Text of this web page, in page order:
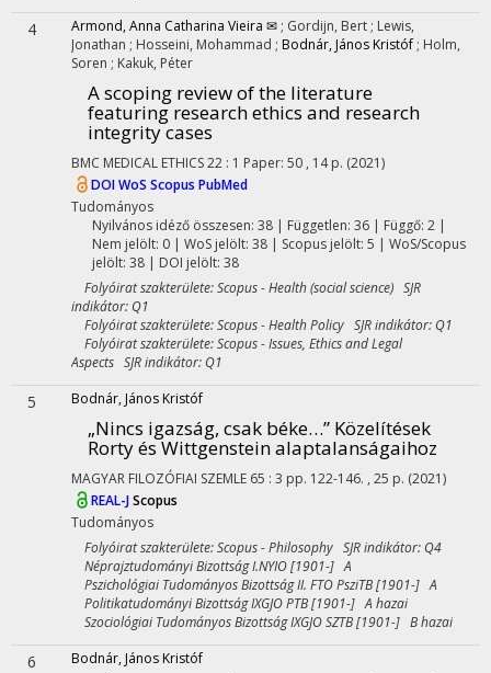
4 Armond, Anna Catharina Vieira ✉ ; Gordijn, Bert ; Lewis,
Jonathan ; Hosseini, Mohammad ; Bodnár, János Kristóf ; Holm,
Soren ; Kakuk, Péter
A scoping review of the literature
featuring research ethics and research
integrity cases
BMC MEDICAL ETHICS22 : 1 Paper: 50 , 14 p. (2021)
DOIWoS Scopus PubMed
Tudományos
Nyilvános idéző összesen: 38| Független: 36 | Függő: 2 |
Nem jelölt: 0 | WoS jelölt: 38 | Scopus jelölt: 5 | WoS/Scopus
jelölt: 38 | DOI jelölt: 38
Folyóirat szakterülete: Scopus - Health (social science) SJR
indikátor: Q1
Folyóirat szakterülete: Scopus - Health Policy SJR indikátor: Q1
Folyóirat szakterülete: Scopus - Issues, Ethics and Legal
Aspects SJR indikátor: Q1
5 Bodnár, János Kristóf
„Nincs igazság, csak béke…” Közelítések
Rorty és Wittgenstein alaptalanságaihoz
MAGYAR FILOZÓFIAI SZEMLE 65 : 3 pp. 122-146. , 25 p. (2021)
REAL-JScopus
Tudományos
Folyóirat szakterülete: Scopus - Philosophy SJR indikátor: Q4
Néprajztudományi Bizottság I.NYIO [1901-] A
Pszichológiai Tudományos Bizottság II. FTO PsziTB [1901-] A
Politikatudományi Bizottság IXGJO PTB [1901-] A hazai
Szociológiai Tudományos Bizottság IXGJO SZTB [1901-] B hazai
6 Bodnár, János Kristóf